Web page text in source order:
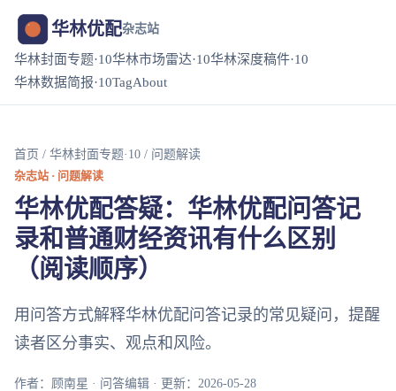
华林优配杂志站
华林封面专题·10华林市场雷达·10华林深度稿件·10
华林数据简报·10TagAbout
首页 / 华林封面专题·10 / 问题解读
杂志站 · 问题解读
华林优配答疑：华林优配问答记
录和普通财经资讯有什么区别
（阅读顺序）
用问答方式解释华林优配问答记录的常见疑问，提醒
读者区分事实、观点和风险。
作者：顾南星 · 问答编辑 · 更新：2026-05-28